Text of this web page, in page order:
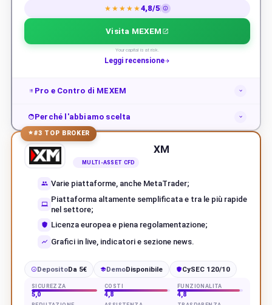
★★★★★4,8/5
Visita MEXEM
Your capital is at risk.
Leggi recensione
Pro e Contro di MEXEM
Perché l'abbiamo scelta
#3 TOP BROKER
XM
MULTI-ASSET CFD
Varie piattaforme, anche MetaTrader;
Piattaforma altamente semplificata e tra le più rapide
nel settore;
Licenza europea e piena regolamentazione;
Grafici in live, indicatori e sezione news.
€ DepositoDa 5€ DemoDisponibile CySEC 120/10
SICUREZZA
5,0
COSTI
4,8
FUNZIONALITÀ
4,8